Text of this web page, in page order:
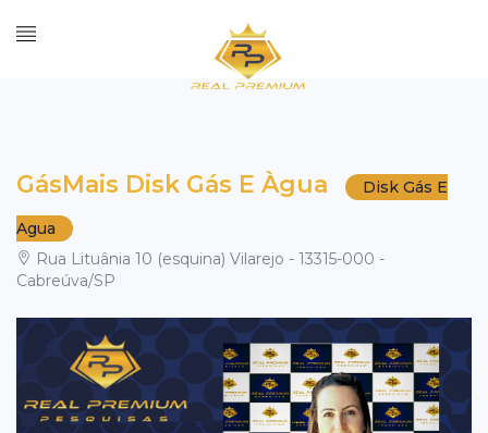
GásMais Disk Gás E Àgua Disk Gás E
Agua
Rua Lituânia 10 (esquina) Vilarejo - 13315-000 -
Cabreúva/SP